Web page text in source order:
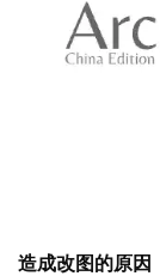
造成改图的原因